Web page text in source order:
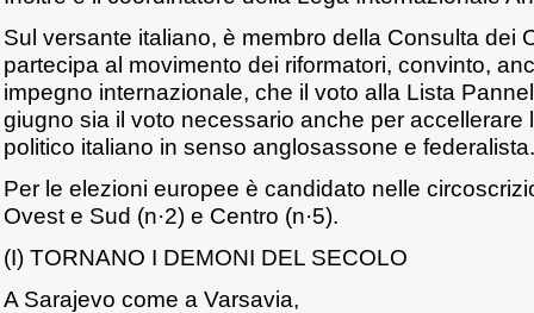
Sul versante italiano, è membro della Consulta dei
partecipa al movimento dei riformatori, convinto,
impegno internazionale, che il voto alla Lista
giugno sia il voto necessario anche per accellerare
politico italiano in senso anglosassone e federalista.
Per le elezioni europee è candidato nelle
Ovest e Sud (n·2) e Centro (n·5).
(I) TORNANO I DEMONI DEL SECOLO
A Sarajevo come a Varsavia,